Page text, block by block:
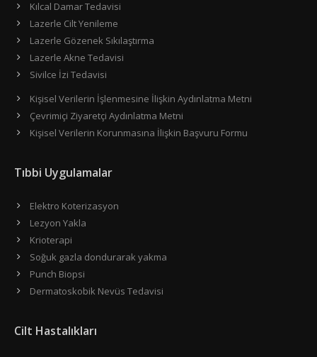
Kılcal Damar Tedavisi
Lazerle Cilt Yenileme
Lazerle Gözenek Sıkılaştırma
Lazerle Akne Tedavisi
Sivilce İzi Tedavisi
Kişisel Verilerin İşlenmesine İlişkin Aydınlatma Metni
Çevrimiçi Ziyaretçi Aydınlatma Metni
Kişisel Verilerin Korunmasına İlişkin Başvuru Formu
Tıbbi Uygulamalar
Elektro Koterizasyon
Lezyon Yakla
Krioterapi
Soğuk gazla dondurarak yakma
Punch Biopsi
Dermatoskobik Nevüs Tedavisi
Cilt Hastalıkları